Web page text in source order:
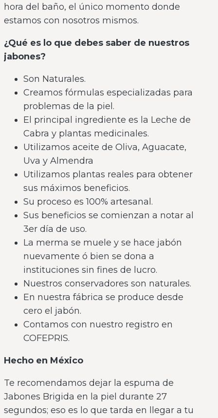
hora del baño, el único momento donde
estamos con nosotros mismos.
¿Qué es lo que debes saber de nuestros
jabones?
Son Naturales.
Creamos fórmulas especializadas para
problemas de la piel.
El principal ingrediente es la Leche de
Cabra y plantas medicinales.
Utilizamos aceite de Oliva, Aguacate,
Uva y Almendra
Utilizamos plantas reales para obtener
sus máximos beneficios.
Su proceso es 100% artesanal.
Sus beneficios se comienzan a notar al
3er día de uso.
La merma se muele y se hace jabón
nuevamente ó bien se dona a
instituciones sin fines de lucro.
Nuestros conservadores son naturales.
En nuestra fábrica se produce desde
cero el jabón.
Contamos con nuestro registro en
COFEPRIS.
Hecho en México
Te recomendamos dejar la espuma de
Jabones Brigida en la piel durante 27
segundos; eso es lo que tarda en llegar a tu